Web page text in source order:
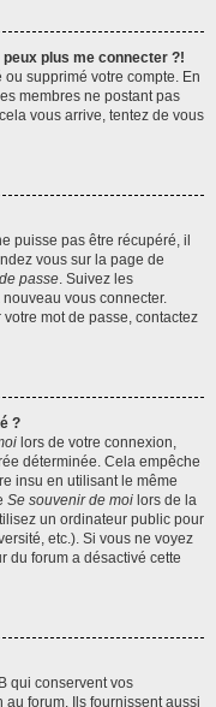
plus me connecter ?!
ou supprimé votre compte. En
membres ne postant pas
vous arrive, tentez de vous
puisse pas être récupéré, il
vous sur la page de
passe. Suivez les
vous connecter.
mot de passe, contactez
?
lors de votre connexion,
déterminée. Cela empêche
insu en utilisant le même
Se souvenir de moi lors de la
un ordinateur public pour
etc.). Si vous ne voyez
du forum a désactivé cette
qui conservent vos
au forum. Ils fournissent aussi